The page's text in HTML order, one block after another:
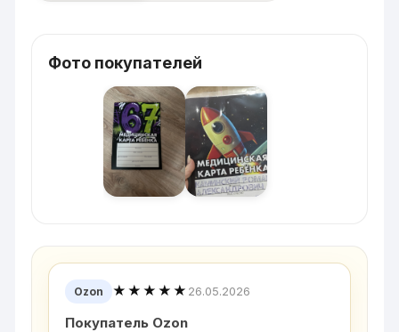
Фото покупателей
Ozon ★★★★★ 26.05.2026
Покупатель Ozon